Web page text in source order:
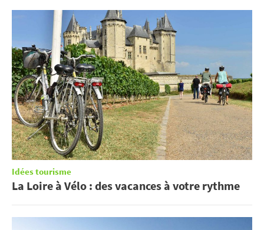
Idées tourisme
La Loire à Vélo : des vacances à votre rythme